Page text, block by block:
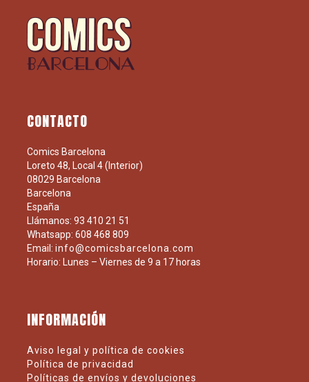
CONTACTO
Comics Barcelona
Loreto 48, Local 4 (Interior)
08029 Barcelona
Barcelona
España
Llámanos: 93 410 21 51
Whatsapp: 608 468 809
Email: info@comicsbarcelona.com
Horario: Lunes – Viernes de 9 a 17 horas
INFORMACIÓN
Aviso legal y política de cookies
Política de privacidad
Políticas de envíos y devoluciones